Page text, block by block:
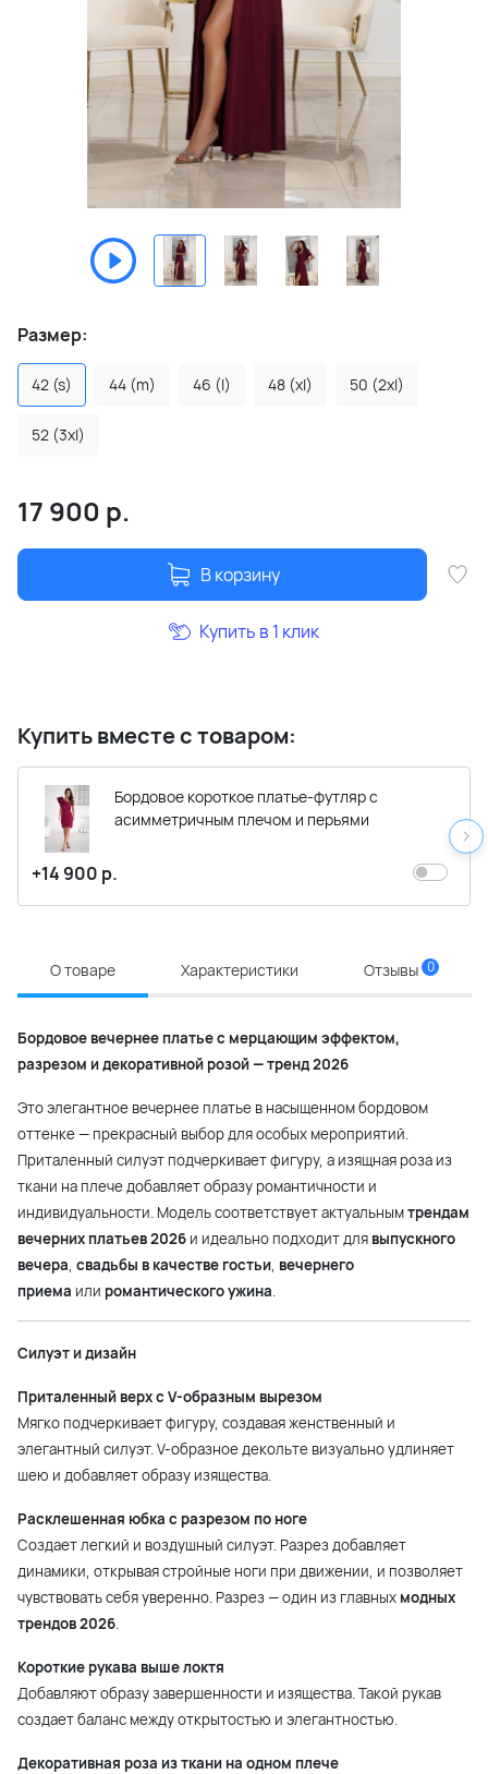
Размер:
42 (s) 44 (m) 46 (l) 48 (xl) 50 (2xl)
52 (3xl)
17 900 р.
В корзину
Купить в 1 клик
Купить вместе с товаром:
Бордовое короткое платье-футляр с
асимметричным плечом и перьями
+14 900 р.
О товаре Характеристики Отзывы 0
Бордовое вечернее платье с мерцающим эффектом,
разрезом и декоративной розой — тренд 2026
Это элегантное вечернее платье в насыщенном бордовом
оттенке — прекрасный выбор для особых мероприятий.
Приталенный силуэт подчеркивает фигуру, а изящная роза из
ткани на плече добавляет образу романтичности и
индивидуальности. Модель соответствует актуальнымтрендам
вечерних платьев 2026 и идеально подходит для выпускного
вечера свадьбы в качестве гостьи вечернего
приема или романтического ужина
Силуэт и дизайн
Приталенный верх с V-образным вырезом
Мягко подчеркивает фигуру, создавая женственный и
элегантный силуэт. V-образное декольте визуально удлиняет
шею и добавляет образу изящества.
Расклешенная юбка с разрезом по ноге
Создает легкий и воздушный силуэт. Разрез добавляет
динамики, открывая стройные ноги при движении, и позволяет
чувствовать себя уверенно. Разрез — один из главных модных
трендов 2026
Короткие рукава выше локтя
Добавляют образу завершенности и изящества. Такой рукав
создает баланс между открытостью и элегантностью.
Декоративная роза из ткани на одном плече